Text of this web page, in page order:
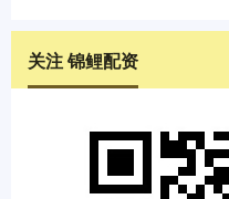
关注 锦鲤配资